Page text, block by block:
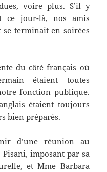
voire plus. S’il y
ce jour-là, nos amis
terminait en soirées
du côté français où
étaient toutes
fonction publique.
étaient toujours
bien préparés.
d’une réunion au
imposant par sa
et Mme Barbara